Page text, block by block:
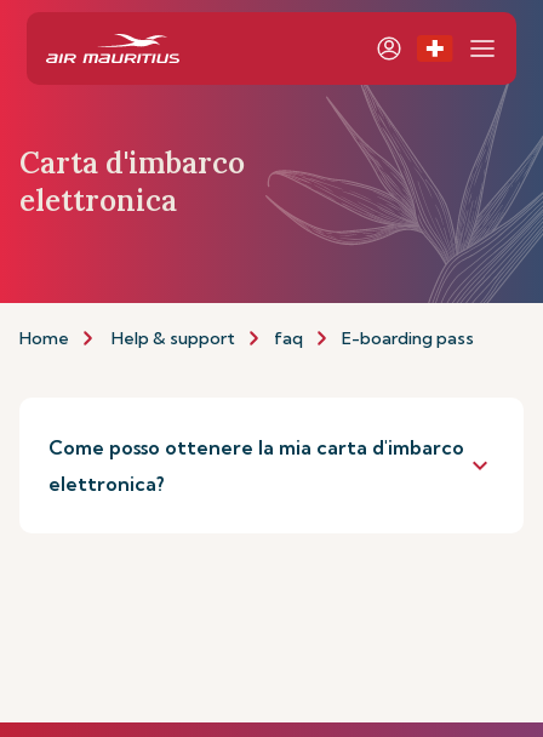
Carta d'imbarco
elettronica
Home Help & support faq E-boarding pass
Come posso ottenere la mia carta d'imbarco
elettronica?
keyboard_arrow_down